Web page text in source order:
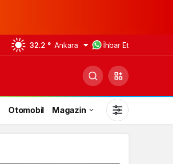
32.2 ° Ankara İhbar Et
Otomobil Magazin